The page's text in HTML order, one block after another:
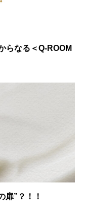
らなる＜Q-ROOM
扉”？！！